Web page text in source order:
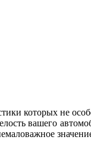
которых не
вашего